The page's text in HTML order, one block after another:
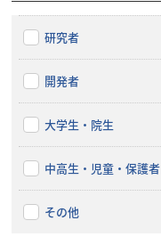
研究者
開発者
大学生・院生
中高生・児童・保護者
その他